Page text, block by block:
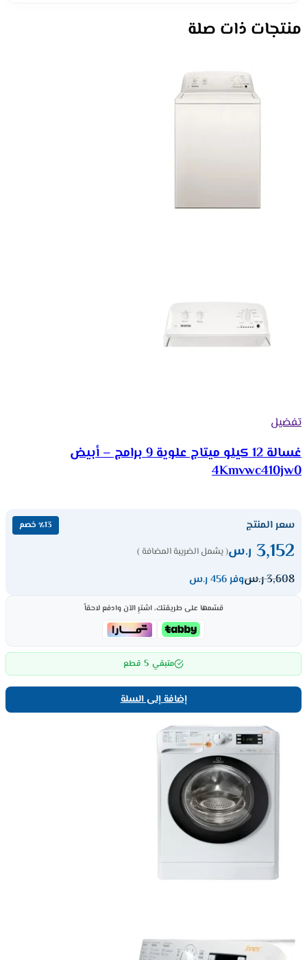
منتجات ذات صلة
تفضيل
غسالة 12 كيلو ميتاج علوية 9 برامج – أبيض
4Kmvwc410jw0
سعر المنتج ٪13 خصم
3,152 ر.س( يشمل الضريبة المضافة )
3,608ر.سوفر 456 ر.س
قسّمها على طريقتك، اشترِ الآن وادفع لاحقاً
متبقي 5 قطع
إضافة إلى السلة